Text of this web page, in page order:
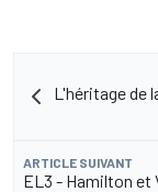
L'héritage de
ARTICLE SUIVANT
EL3 - Hamilton et